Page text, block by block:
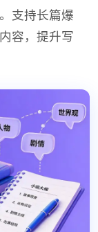
支持长篇爆
容，提升写